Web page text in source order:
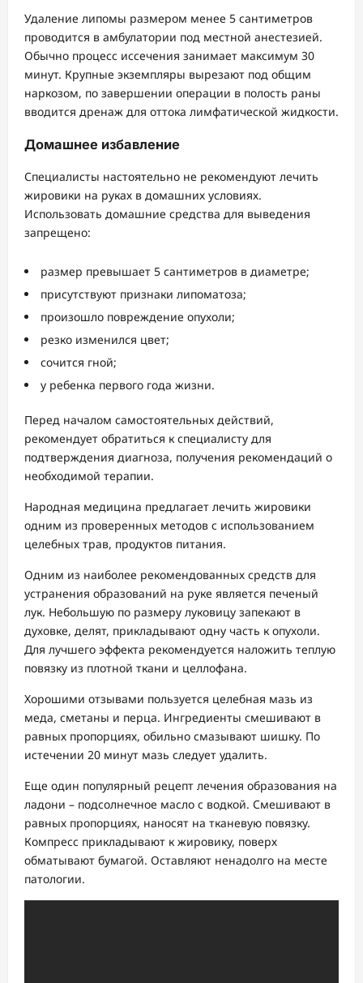
Удаление липомы размером менее 5 сантиметров
проводится в амбулатории под местной анестезией.
Обычно процесс иссечения занимает максимум 30
минут. Крупные экземпляры вырезают под общим
наркозом, по завершении операции в полость раны
вводится дренаж для оттока лимфатической жидкости.
Домашнее избавление
Специалисты настоятельно не рекомендуют лечить
жировики на руках в домашних условиях.
Использовать домашние средства для выведения
запрещено:
размер превышает 5 сантиметров в диаметре;
присутствуют признаки липоматоза;
произошло повреждение опухоли;
резко изменился цвет;
сочится гной;
у ребенка первого года жизни.
Перед началом самостоятельных действий,
рекомендует обратиться к специалисту для
подтверждения диагноза, получения рекомендаций о
необходимой терапии.
Народная медицина предлагает лечить жировики
одним из проверенных методов с использованием
целебных трав, продуктов питания.
Одним из наиболее рекомендованных средств для
устранения образований на руке является печеный
лук. Небольшую по размеру луковицу запекают в
духовке, делят, прикладывают одну часть к опухоли.
Для лучшего эффекта рекомендуется наложить теплую
повязку из плотной ткани и целлофана.
Хорошими отзывами пользуется целебная мазь из
меда, сметаны и перца. Ингредиенты смешивают в
равных пропорциях, обильно смазывают шишку. По
истечении 20 минут мазь следует удалить.
Еще один популярный рецепт лечения образования на
ладони – подсолнечное масло с водкой. Смешивают в
равных пропорциях, наносят на тканевую повязку.
Компресс прикладывают к жировику, поверх
обматывают бумагой. Оставляют ненадолго на месте
патологии.